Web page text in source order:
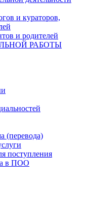
и кураторов,
и родителей
РАБОТЫ
(перевода)
поступления
в ПОО